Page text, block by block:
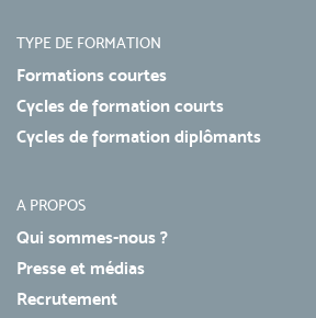
TYPE DE FORMATION
Formations courtes
Cycles de formation courts
Cycles de formation diplômants
A PROPOS
Qui sommes-nous ?
Presse et médias
Recrutement